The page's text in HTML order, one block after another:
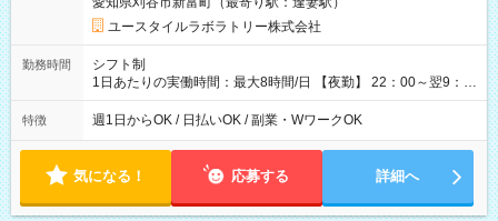
用形態：本採用時と同じです。 給与：時給 1,570円以上
ユースタイルラボラトリー株式会社
勤務時間
シフト制
1日あたりの実働時間：最大8時間/日 【夜勤】 22：00～翌9：
00 ※週1日～OK ／ 夜勤専従 ＊＊ 勤務時間例 ＊＊ ■22時か
ら翌7時 ■23時から翌8時 ■24時から翌9時 など ※上記の時間
ます。 ※曜日固定（毎週同じ曜日での勤務となります）
特徴 週1日からOK / 日払いOK / 副業・WワークOK
気になる！ 応募する 詳細へ